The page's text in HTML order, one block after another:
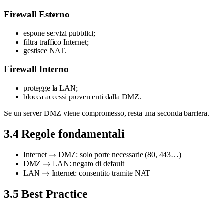
Firewall Esterno
espone servizi pubblici;
filtra traffico Internet;
gestisce NAT.
Firewall Interno
protegge la LAN;
blocca accessi provenienti dalla DMZ.
Se un server DMZ viene compromesso, resta una seconda barriera.
3.4 Regole fondamentali
Internet \rightarrow
→ DMZ: solo porte necessarie (80, 443…)
DMZ \rightarrow
→ LAN: negato di default
LAN \rightarrow
→ Internet: consentito tramite NAT
3.5 Best Practice